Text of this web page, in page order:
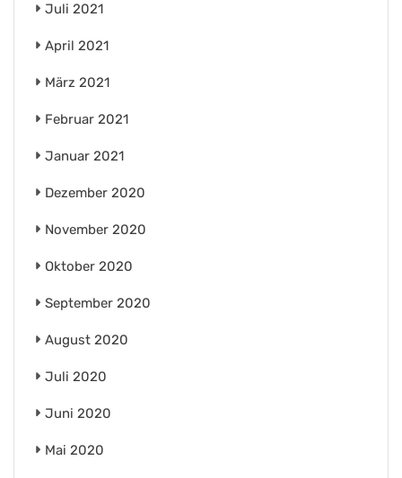
Juli 2021
April 2021
März 2021
Februar 2021
Januar 2021
Dezember 2020
November 2020
Oktober 2020
September 2020
August 2020
Juli 2020
Juni 2020
Mai 2020